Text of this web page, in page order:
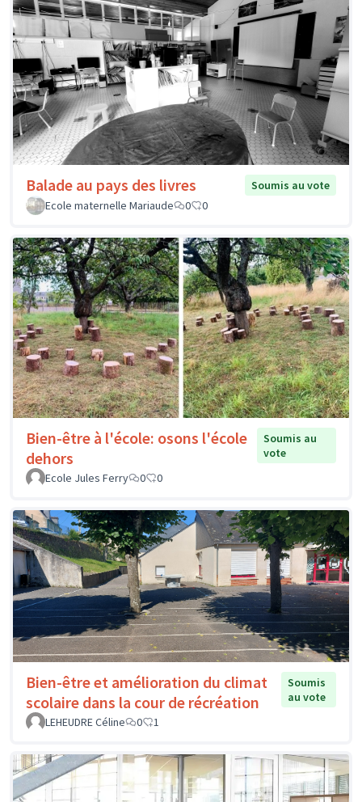
Balade au pays des livres
Soumis au vote
Ecole maternelle Mariaude
0 0
Bien-être à l'école: osons l'école
dehors
Soumis au
vote
Ecole Jules Ferry
0 0
Bien-être et amélioration du climat
scolaire dans la cour de récréation
Soumis
au vote
LEHEUDRE Céline
0 1